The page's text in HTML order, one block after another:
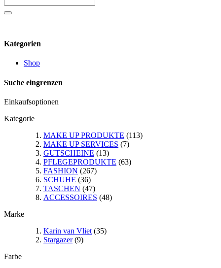
Kategorien
Shop
Suche eingrenzen
Einkaufsoptionen
Kategorie
MAKE UP PRODUKTE (113)
MAKE UP SERVICES (7)
GUTSCHEINE (13)
PFLEGEPRODUKTE (63)
FASHION (267)
SCHUHE (36)
TASCHEN (47)
ACCESSOIRES (48)
Marke
Karin van Vliet (35)
Stargazer(9)
Farbe